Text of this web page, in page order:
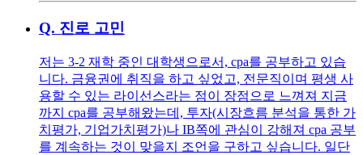
Q. 진로 고민
저는 3-2 재학 중인 대학생으로서, cpa를 공부하고 있습
니다. 금융권에 취직을 하고 싶었고, 전문직이며 평생 사
용할 수 있는 라이선스라는 점이 장점으로 느껴져 지금
까지 cpa를 공부해왔는데, 투자(시장흐름 분석을 통한 가
치평가, 기업가치평가)나 IB쪽에 관심이 강해져 cpa 공부
를 계속하는 것이 맞을지 조언을 구하고 싶습니다. 일단